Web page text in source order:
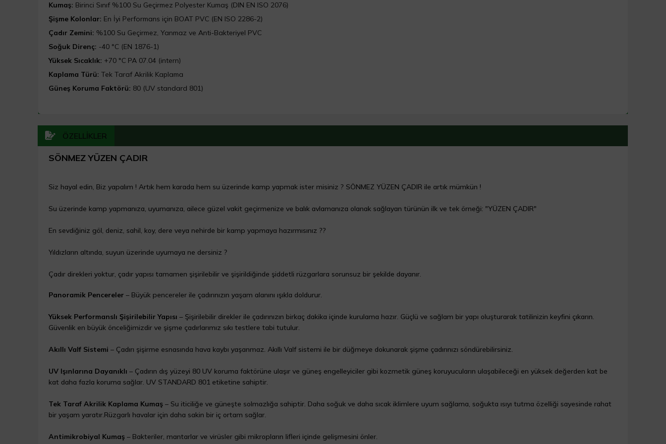
Kumaş: Birinci Sınıf %100 Su Geçirmez Polyester Kumaş (DIN EN ISO 2076)
Şişme Kolonlar: En İyi Performans için BOAT PVC (EN ISO 2286-2)
Çadır Zemini: %100 Su Geçirmez, Yanmaz ve Anti-Bakteriyel PVC
Soğuk Direnç: -40 °C (EN 1876-1)
Yüksek Sıcaklık: +70 °C PA 07.04 (intern)
Kaplama Türü: Tek Taraf Akrilik Kaplama
Güneş Koruma Faktörü: 80 (UV standard 801)
ÖZELLİKLER
SÖNMEZ YÜZEN ÇADIR
Siz hayal edin, Biz yapalım ! Artık hem karada hem su üzerinde kamp yapmak ister misiniz ? SÖNMEZ YÜZEN ÇADIR ile artık mümkün !
Su üzerinde kamp yapmanıza, uyumanıza, ailece güzel vakit geçirmenize ve balık avlamanıza olanak sağlayan türünün ilk ve tek örneği: "YÜZEN ÇADIR"
En sevdiğiniz göl, deniz, sahil, koy, dere veya nehirde bir kamp yapmaya hazırmısınız ??
Yıldızların altında, suyun üzerinde uyumaya ne dersiniz ?
Çadır direkleri yoktur, çadır yapısı tamamen şişirilebilir ve şişirildiğinde şiddetli rüzgarlara sorunsuz bir şekilde dayanır.
Panoramik Pencereler – Büyük pencereler ile çadırınızın yaşam alanını ışıkla doldurur.
Yüksek Performanslı Şişirilebilir Yapısı – Şişirilebilir direkler ile çadırınızın birkaç dakika içinde kurulama hazır. Güçlü ve sağlam bir yapı oluşturarak tatilinizin keyfini çıkarın.
Güvenlik en büyük önceliğimizdir ve şişme çadırlarımız sıkı testlere tabi tutulur.
Akıllı Valf Sistemi – Çadırı şişirme esnasında hava kaybı yaşanmaz. Akıllı Valf sistemi ile bir düğmeye dokunarak şişme çadırınızı söndürebilirsiniz.
UV Işınlarına Dayanıklı – Çadırın dış yüzeyi 80 UV koruma faktörüne ulaşır ve güneş engelleyiciler gibi kozmetik güneş koruyucuların ulaşabileceği en yüksek değerden kat be
kat daha fazla koruma sağlar. UV STANDARD 801 etiketine sahiptir.
Tek Taraf Akrilik Kaplama Kumaş – Su iticiliğe ve güneşte solmazlığa sahiptir. Daha soğuk ve daha sıcak iklimlere uyum sağlama, soğukta ısıyı tutma özelliği sayesinde rahat
bir yaşam yaratır.Rüzgarlı havalar için daha sakin bir iç ortam sağlar.
Antimikrobiyal Kumaş – Bakteriler, mantarlar ve virüsler gibi mikropların lifleri içinde gelişmesini önler.